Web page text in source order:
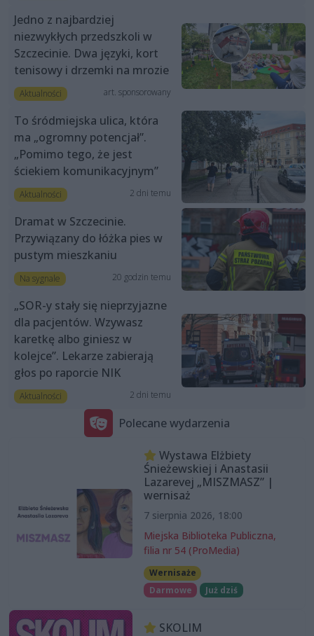
Jedno z najbardziej
niezwykłych przedszkoli w
Szczecinie. Dwa języki, kort
tenisowy i drzemki na mrozie
Aktualności art. sponsorowany
To śródmiejska ulica, która
ma „ogromny potencjał”.
„Pomimo tego, że jest
ściekiem komunikacyjnym”
Aktualności 2 dni temu
Dramat w Szczecinie.
Przywiązany do łóżka pies w
pustym mieszkaniu
Na sygnale 20 godzin temu
„SOR-y stały się nieprzyjazne
dla pacjentów. Wzywasz
karetkę albo giniesz w
kolejce”. Lekarze zabierają
głos po raporcie NIK
Aktualności 2 dni temu
Polecane wydarzenia
Wystawa Elżbiety
Śnieżewskiej i Anastasii
Lazarevej „MISZMASZ” |
wernisaż
7 sierpnia 2026, 18:00
Miejska Biblioteka Publiczna,
filia nr 54 (ProMedia)
Wernisaże
Darmowe
Już dziś
SKOLIM